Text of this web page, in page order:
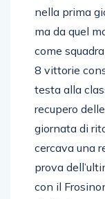
nella prima
ma da quel
come
8 vittorie
testa alla
recupero
giornata di
cercava una
prova
con il